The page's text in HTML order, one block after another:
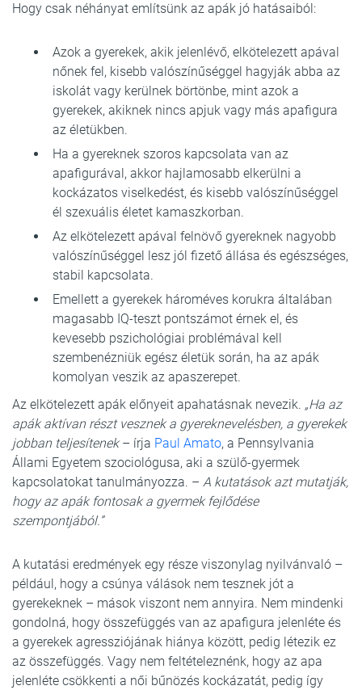
Hogy csak néhányat említsünk az apák jó hatásaiból:
Azok a gyerekek, akik jelenlévő, elkötelezett apával
nőnek fel, kisebb valószínűséggel hagyják abba az
iskolát vagy kerülnek börtönbe, mint azok a
gyerekek, akiknek nincs apjuk vagy más apafigura
az életükben.
Ha a gyereknek szoros kapcsolata van az
apafigurával, akkor hajlamosabb elkerülni a
kockázatos viselkedést, és kisebb valószínűséggel
él szexuális életet kamaszkorban.
Az elkötelezett apával felnövő gyereknek nagyobb
valószínűséggel lesz jól fizető állása és egészséges,
stabil kapcsolata.
Emellett a gyerekek hároméves korukra általában
magasabb IQ-teszt pontszámot érnek el, és
kevesebb pszichológiai problémával kell
szembenézniük egész életük során, ha az apák
komolyan veszik az apaszerepet.
Az elkötelezett apák előnyeit apahatásnak nevezik. „Ha az
apák aktívan részt vesznek a gyereknevelésben, a gyerekek
jobban teljesítenek– írja Paul Amato, a Pennsylvania
Állami Egyetem szociológusa, aki a szülő-gyermek
kapcsolatokat tanulmányozza. – A kutatások azt mutatják,
hogy az apák fontosak a gyermek fejlődése
szempontjából.”
A kutatási eredmények egy része viszonylag nyilvánvaló –
például, hogy a csúnya válások nem tesznek jót a
gyerekeknek – mások viszont nem annyira. Nem mindenki
gondolná, hogy összefüggés van az apafigura jelenléte és
a gyerekek agressziójának hiánya között, pedig létezik ez
az összefüggés. Vagy nem feltételeznénk, hogy az apa
jelenléte csökkenti a női bűnözés kockázatát, pedig így